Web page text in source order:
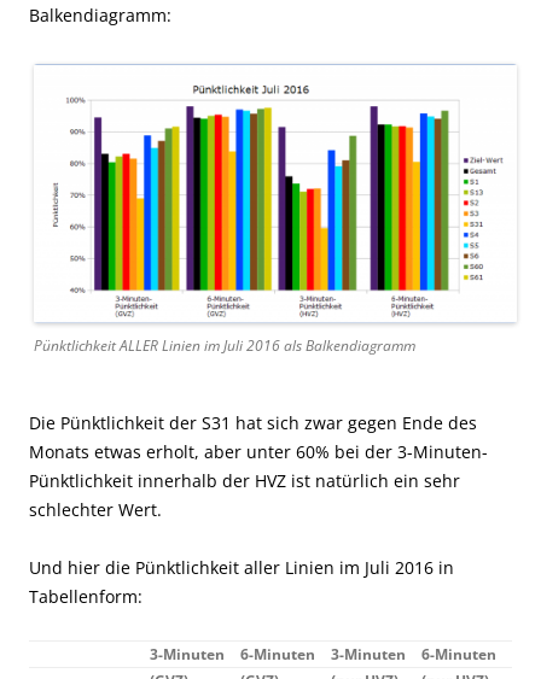
Balkendiagramm:
Pünktlichkeit ALLER Linien im Juli 2016 als Balkendiagramm
Die Pünktlichkeit der S31 hat sich zwar gegen Ende des
Monats etwas erholt, aber unter 60% bei der 3-Minuten-
Pünktlichkeit innerhalb der HVZ ist natürlich ein sehr
schlechter Wert.
Und hier die Pünktlichkeit aller Linien im Juli 2016 in
Tabellenform:
3-Minuten 6-Minuten 3-Minuten
6-Minuten